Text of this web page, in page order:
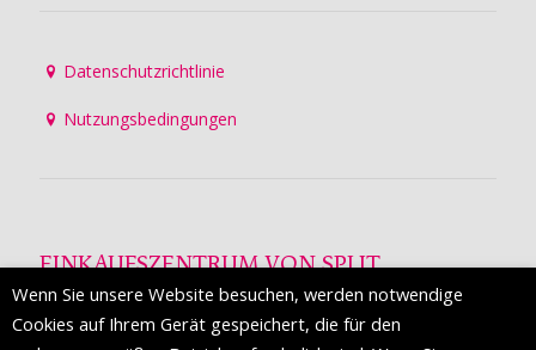
Datenschutzrichtlinie
Nutzungsbedingungen
EINKAUFSZENTRUM VON SPLIT
Die Mall of Split
ist ein prestigeträchtiges Einkaufsziel mit
etwa 200 Einzelhandelsmarken und einer Reihe von
Wenn Sie unsere Website besuchen, werden notwendige
Cookies auf Ihrem Gerät gespeichert, die für den